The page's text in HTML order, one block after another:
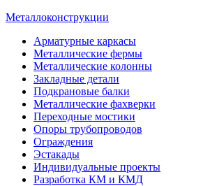
Металлоконструкции
Арматурные каркасы
Металлические фермы
Металлические колонны
Закладные детали
Подкрановые балки
Металлические фахверки
Переходные мостики
Опоры трубопроводов
Ограждения
Эстакады
Индивидуальные проекты
Разработка КМ и КМД